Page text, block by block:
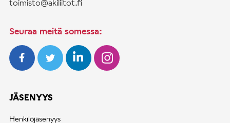
toimisto@akiliitot.fi
Seuraa meitä somessa:
JÄSENYYS
Henkilöjäsenyys